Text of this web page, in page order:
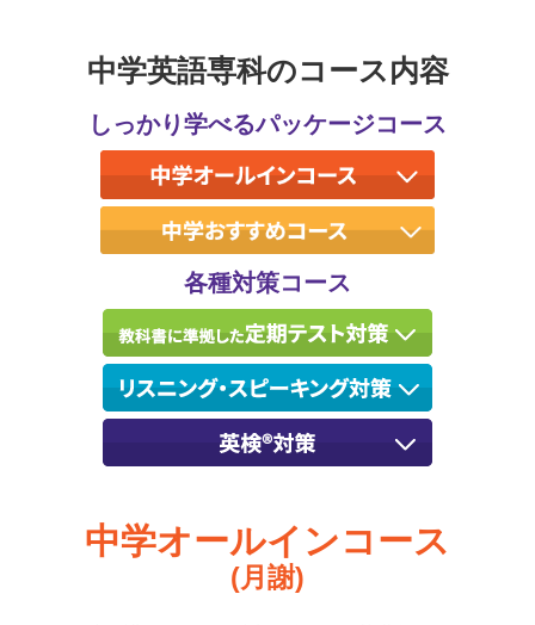
中学英語専科のコース内容
しっかり学べるパッケージコース
各種対策コース
中学オールインコース
(月謝)